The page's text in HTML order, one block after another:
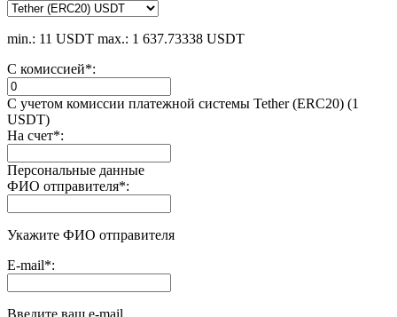
min.: 11 USDT max.: 1 637.73338 USDT
С комиссией*:
С учетом комиссии платежной системы Tether (ERC20) (1
USDT)
На счет*:
Персональные данные
ФИО отправителя*:
Укажите ФИО отправителя
E-mail*:
Введите ваш e-mail